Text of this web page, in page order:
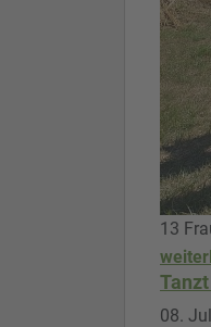
13
08.